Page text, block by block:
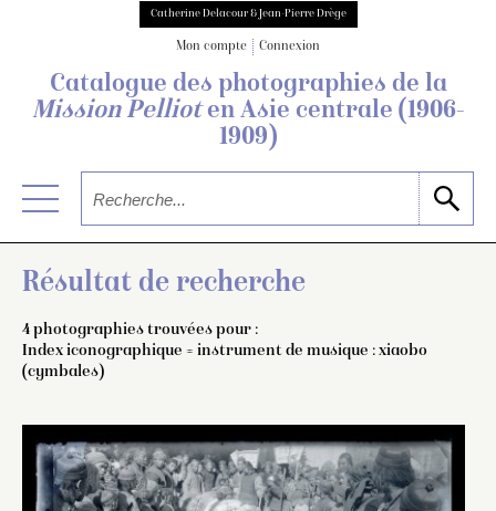
Catherine Delacour & Jean-Pierre Drège
Mon compte Connexion
Catalogue des photographies de la
Mission Pellioten Asie centrale (1906-
1909)
Résultat de recherche
4 photographies trouvées pour :
Index iconographique = instrument de musique : xiaobo
(cymbales)